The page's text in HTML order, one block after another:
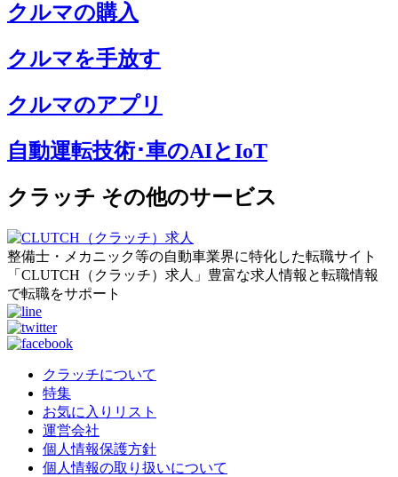
クルマの購入
クルマを手放す
クルマのアプリ
自動運転技術･車のAIとIoT
クラッチ その他のサービス
整備士・メカニック等の自動車業界に特化した転職サイト
「CLUTCH（クラッチ）求人」豊富な求人情報と転職情報
で転職をサポート
クラッチについて
特集
お気に入りリスト
運営会社
個人情報保護方針
個人情報の取り扱いについて